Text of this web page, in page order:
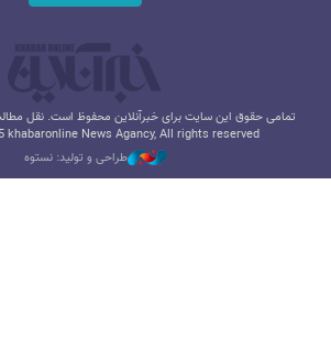
تمامی حقوق این سایت برای خبرآنلاین محفوظ است. نقل
khabaronline News Agancy, All rights reserved
طراحی و تولید: نستوه